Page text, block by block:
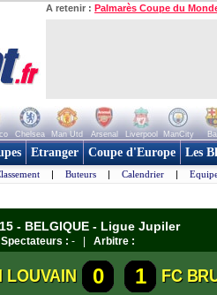
A retenir : Palmarès Coupe du
Chelsea Man Utd Arsenal Liverpool ManCity
Etranger Coupe d'Europe Les
| Buteurs | Calendrier |
- BELGIQUE - Ligue Jupiler
Spectateurs : - | Arbitre :
LOUVAIN 0 1 FC